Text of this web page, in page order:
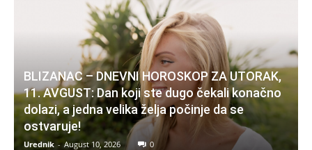
BLIZANAC – DNEVNI HOROSKOP ZA UTORAK,
11. AVGUST: Dan koji ste dugo čekali konačno
dolazi, a jedna velika želja počinje da se
ostvaruje!
Urednik - August 10, 2026 0